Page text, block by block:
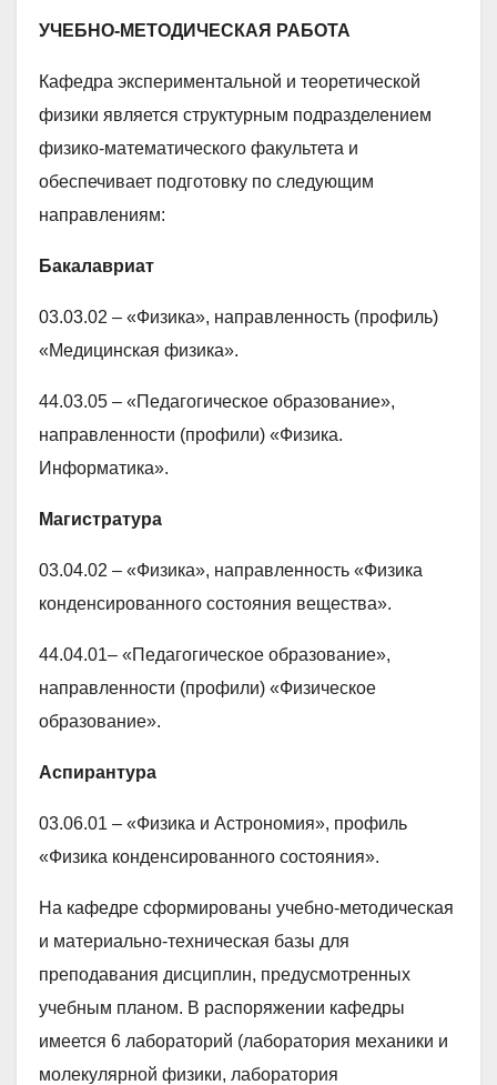
УЧЕБНО-МЕТОДИЧЕСКАЯ РАБОТА
Кафедра экспериментальной и теоретической
физики является структурным подразделением
физико-математического факультета и
обеспечивает подготовку по следующим
направлениям:
Бакалавриат
03.03.02 – «Физика», направленность (профиль)
«Медицинская физика».
44.03.05 – «Педагогическое образование»,
направленности (профили) «Физика.
Информатика».
Магистратура
03.04.02 – «Физика», направленность «Физика
конденсированного состояния вещества».
44.04.01– «Педагогическое образование»,
направленности (профили) «Физическое
образование».
Аспирантура
03.06.01 – «Физика и Астрономия», профиль
«Физика конденсированного состояния».
На кафедре сформированы учебно-методическая
и материально-техническая базы для
преподавания дисциплин, предусмотренных
учебным планом. В распоряжении кафедры
имеется 6 лабораторий (лаборатория механики и
молекулярной физики, лаборатория